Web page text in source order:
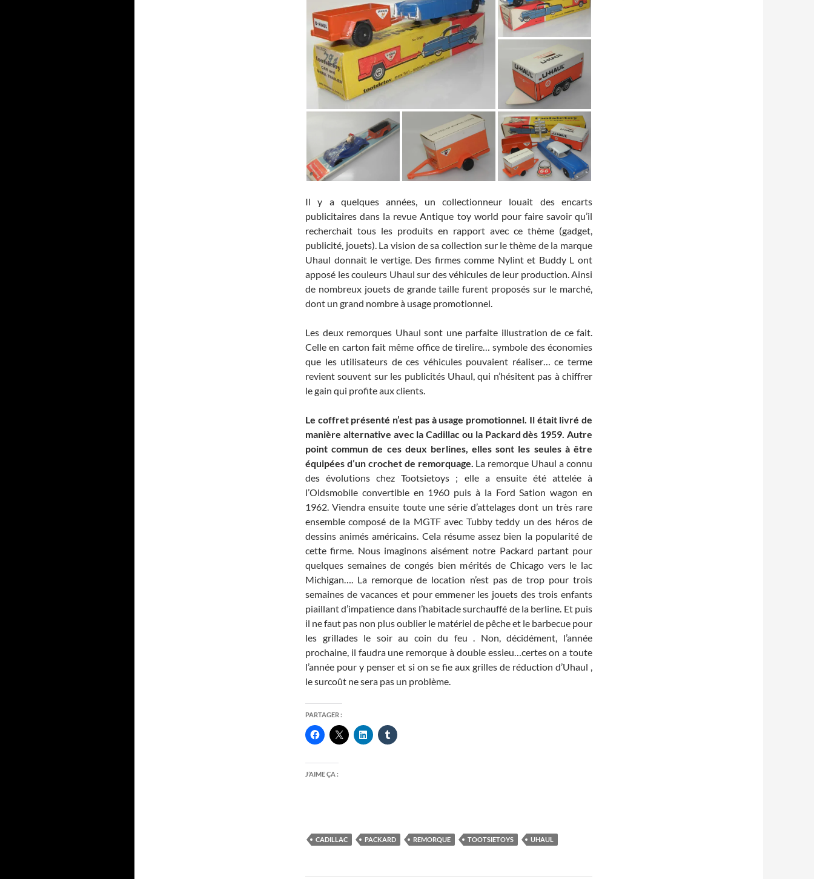
Il y a quelques années, un collectionneur louait des encarts
publicitaires dans la revue Antique toy world pour faire savoir qu’il
recherchait tous les produits en rapport avec ce thème (gadget,
publicité, jouets). La vision de sa collection sur le thème de la marque
Uhaul donnait le vertige. Des firmes comme Nylint et Buddy L ont
apposé les couleurs Uhaul sur des véhicules de leur production. Ainsi
de nombreux jouets de grande taille furent proposés sur le marché,
dont un grand nombre à usage promotionnel.
Les deux remorques Uhaul sont une parfaite illustration de ce fait.
Celle en carton fait même office de tirelire… symbole des économies
que les utilisateurs de ces véhicules pouvaient réaliser… ce terme
revient souvent sur les publicités Uhaul, qui n’hésitent pas à chiffrer
le gain qui profite aux clients.
Le coffret présenté n’est pas à usage promotionnel. Il était livré de
manière alternative avec la Cadillac ou la Packard dès 1959. Autre
point commun de ces deux berlines, elles sont les seules à être
équipées d’un crochet de remorquage. La remorque Uhaul a connu
des évolutions chez Tootsietoys ; elle a ensuite été attelée à
l’Oldsmobile convertible en 1960 puis à la Ford Sation wagon en
1962. Viendra ensuite toute une série d’attelages dont un très rare
ensemble composé de la MGTF avec Tubby teddy un des héros de
dessins animés américains. Cela résume assez bien la popularité de
cette firme. Nous imaginons aisément notre Packard partant pour
quelques semaines de congés bien mérités de Chicago vers le lac
Michigan…. La remorque de location n’est pas de trop pour trois
semaines de vacances et pour emmener les jouets des trois enfants
piaillant d’impatience dans l’habitacle surchauffé de la berline. Et puis
il ne faut pas non plus oublier le matériel de pêche et le barbecue pour
les grillades le soir au coin du feu . Non, décidément, l’année
prochaine, il faudra une remorque à double essieu…certes on a toute
l’année pour y penser et si on se fie aux grilles de réduction d’Uhaul ,
le surcoût ne sera pas un problème.
PARTAGER :
J’AIME ÇA :
CADILLAC PACKARD REMORQUE TOOTSIETOYS UHAUL